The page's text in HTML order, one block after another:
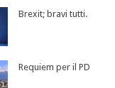
Brexit; bravi tutti.
Requiem per il PD